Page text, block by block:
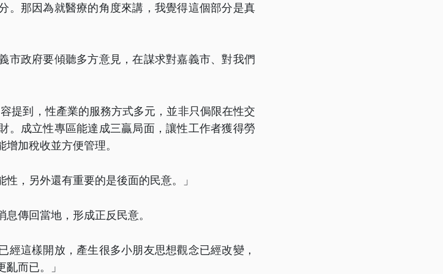
。那因為就醫療的角度來講，我覺得這個部分是真
市政府要傾聽多方意見，在謀求對嘉義市、對我們
提到，性產業的服務方式多元，並非只侷限在性交
。成立性專區能達成三贏局面，讓性工作者獲得勞
加稅收並方便管理。
，另外還有重要的是後面的民意。」
傳回當地，形成正反民意。
經這樣開放，產生很多小朋友思想觀念已經改變，
而已。」